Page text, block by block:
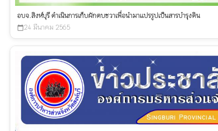
อบจ.สิงห์บุรี ดำเนินการเก็บผักตบชวาเพื่อนำมาแปรรูปเป็นสารบำรุงดิน
calendar_today24 มีนาคม 2565